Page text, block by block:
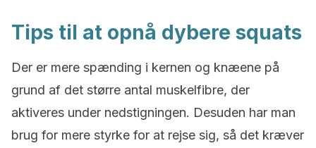
Tips til at opnå dybere squats
Der er mere spænding i kernen og knæene på
grund af det større antal muskelfibre, der
aktiveres under nedstigningen. Desuden har man
brug for mere styrke for at rejse sig, så det kræver